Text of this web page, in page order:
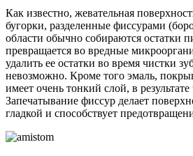
Как известно, жевательная
бугорки, разделенные фиссурами
области обычно собираются остатки
превращается во вредные
удалить ее остатки во время чистки
невозможно. Кроме того эмаль,
имеет очень тонкий слой, в результате
Запечатывание фиссур делает
гладкой и способствует